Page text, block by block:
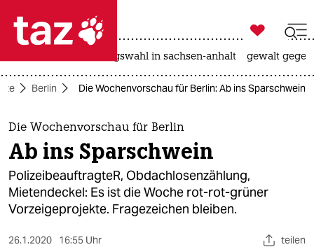
 taz zahl ich
taz zahl ich
themen
politik
öko
gesellschaft

taz zahl ich
landtagswahl in sachsen-anhalt gewalt
Berlin Die Wochenvorschau für Berlin: Ab ins Spar­schwein
Die Wochenvorschau für Berlin
Ab ins Spar­schwein
PolizeibeauftragteR, Obdachlosenzählung,
Mietendeckel: Es ist die Woche rot-rot-grüner
Vorzeigeprojekte. Fragezeichen bleiben.
26.1.2020 16:55 Uhr teilen